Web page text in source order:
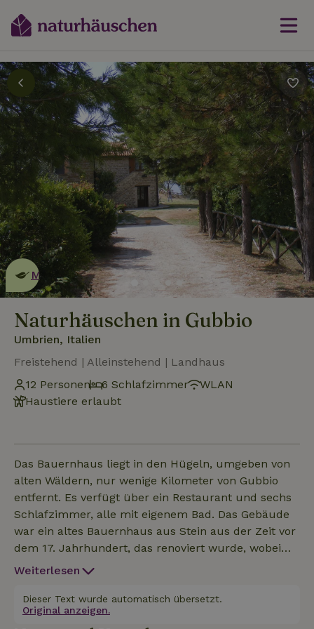
Dies ist ein
umweltschonendes
Naturhäuschen
Mehr erfahren
Naturhäuschen in Gubbio
Umbrien, Italien
Freistehend | Alleinstehend | Landhaus
12 Personen
6 Schlafzimmer
WLAN
Haustiere erlaubt
Das Bauernhaus liegt in den Hügeln, umgeben von
alten Wäldern, nur wenige Kilometer von Gubbio
entfernt. Es verfügt über ein Restaurant und sechs
Schlafzimmer, alle mit eigenem Bad. Das Gebäude
war ein altes Bauernhaus aus Stein aus der Zeit vor
dem 17. Jahrhundert, das renoviert wurde, wobei
die charakteristischen Elemente der Vergangenheit
ursprünglich Ställe, Heuböden, Schuppen für
landwirtschaftliche Geräte und Wohnungen der
Weiterlesen
Dieser Text wurde automatisch übersetzt.
Original anzeigen.